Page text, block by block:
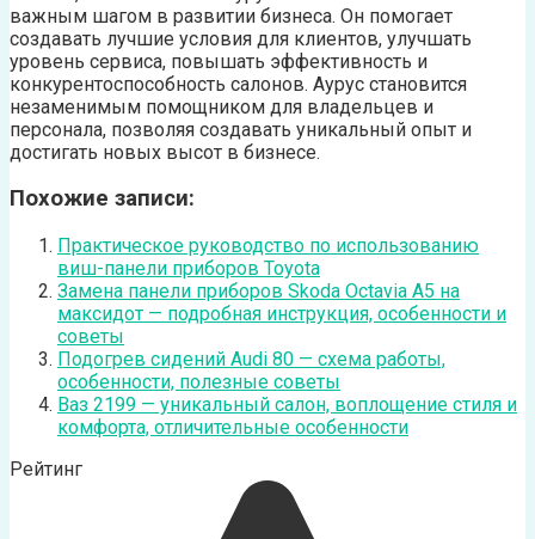
важным шагом в развитии бизнеса. Он помогает
создавать лучшие условия для клиентов, улучшать
уровень сервиса, повышать эффективность и
конкурентоспособность салонов. Аурус становится
незаменимым помощником для владельцев и
персонала, позволяя создавать уникальный опыт и
достигать новых высот в бизнесе.
Похожие записи:
Практическое руководство по использованию
виш-панели приборов Toyota
Замена панели приборов Skoda Octavia A5 на
максидот — подробная инструкция, особенности и
советы
Подогрев сидений Audi 80 — схема работы,
особенности, полезные советы
Ваз 2199 — уникальный салон, воплощение стиля и
комфорта, отличительные особенности
Рейтинг